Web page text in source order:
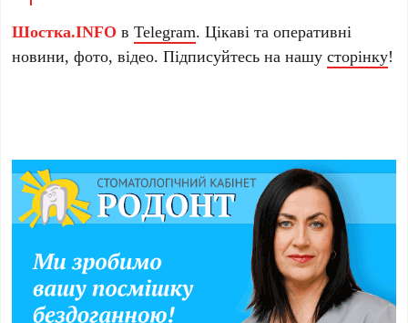
Шостка.INFO вTelegram. Цікаві та оперативні
новини, фото, відео. Підписуйтесь на нашусторінку!